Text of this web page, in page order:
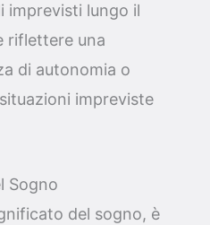
imprevisti lungo il
riflettere una
di autonomia o
impreviste
Sogno
del sogno, è